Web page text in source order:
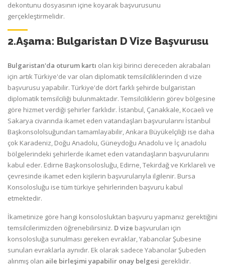
dekontunu dosyasının içine koyarak başvurusunu
gerçekleştirmelidir.
2.Aşama: Bulgaristan D Vize Başvurusu
Bulgaristan'da oturum kartı olan kişi birinci dereceden akrabaları
için artık Türkiye'de var olan diplomatik temsilciliklerinden d vize
başvurusu yapabilir. Türkiye'de dört farklı şehirde bulgaristan
diplomatik temsilciliği bulunmaktadır. Temsilciliklerin görev bölgesine
göre hizmet verdiği şehirler farklıdır. İstanbul, Çanakkale, Kocaeli ve
Sakarya civarında ikamet eden vatandaşları başvurularını İstanbul
Başkonsololsuğundan tamamlayabilir, Ankara Büyükelçiliği ise daha
çok Karadeniz, Doğu Anadolu, Güneydoğu Anadolu ve İç anadolu
bölgelerindeki şehirlerde ikamet eden vatandaşların başvurularını
kabul eder. Edirne Başkonsolosluğu, Edirne, Tekirdağ ve Kırklareli ve
çevresinde ikamet eden kişilerin başvurularıyla ilgilenir. Bursa
Konsolosluğu ise tüm türkiye şehirlerinden başvuru kabul
etmektedir.
İkametinize göre hangi konsolosluktan başvuru yapmanız gerektiğini
temsilcilerimizden öğrenebilirsiniz. D vize başvuruları için
konsolosluğa sunulması gereken evraklar, Yabancılar Şubesine
sunulan evraklarla aynıdır. Ek olarak sadece Yabancılar Şubeden
alınmış olan aile birleşimi yapabilir onay belgesi gereklidir.